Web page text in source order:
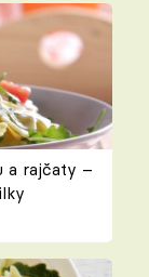
a rajčaty –